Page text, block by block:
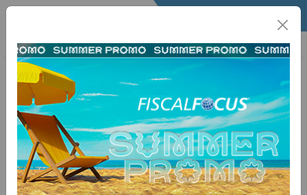
Home Fisco Utility Fisco Scadenze
31 luglio 2025
CONTRATTI DI LOCAZIONE –
Registrazione e versamento
SOGGETTI INTERESSATIParti contraenti di contratti di